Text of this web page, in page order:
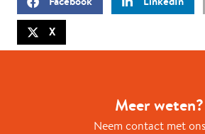
X
Meer weten?
Neem contact met